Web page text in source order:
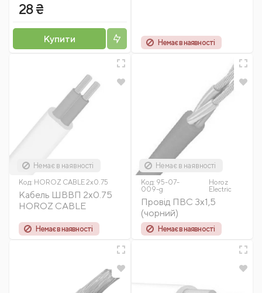
28 ₴
Купити Немає в наявності
Немає в наявності
Код: HOROZ CABLE 2x0.75
Кабель ШВВП 2х0.75
HOROZ CABLE
Немає в наявності
Немає в наявності
Код: 95-07-
009-g
Horoz
Electric
Провід ПВС 3х1,5
(чорний)
Немає в наявності